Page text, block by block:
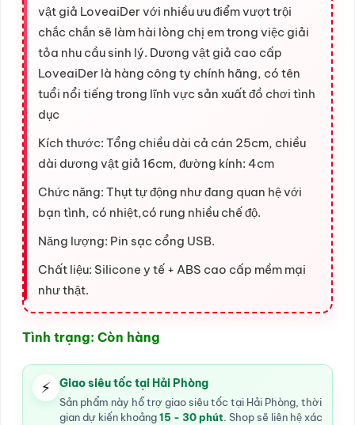
vật giả LoveaiDer với nhiều ưu điểm vượt trội
chắc chắn sẽ làm hài lòng chị em trong việc giải
tỏa nhu cầu sinh lý. Dương vật giả cao cấp
LoveaiDer là hàng công ty chính hãng, có tên
tuổi nổi tiếng trong lĩnh vực sản xuất đồ chơi tình
dục
Kích thước: Tổng chiều dài cả cán 25cm, chiều
dài dương vật giả 16cm, đường kính: 4cm
Chức năng: Thụt tự động như đang quan hệ với
bạn tình, có nhiệt,có rung nhiều chế độ.
Năng lượng: Pin sạc cổng USB.
Chất liệu: Silicone y tế + ABS cao cấp mềm mại
như thật.
Tình trạng: Còn hàng
⚡ Giao siêu tốc tại Hải Phòng
Sản phẩm này hỗ trợ giao siêu tốc tại Hải Phòng, thời
gian dự kiến khoảng15 - 30 phút . Shop sẽ liên hệ xác